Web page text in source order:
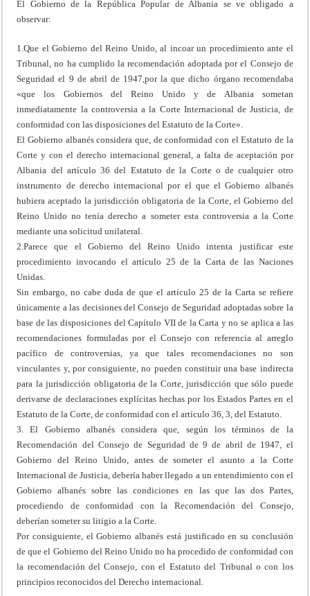
El Gobierno de la República Popular de Albania se ve obligado a
observar:
1.Que el Gobierno del Reino Unido, al incoar un procedimiento ante el
Tribunal, no ha cumplido la recomendación adoptada por el Consejo de
Seguridad el 9 de abril de 1947,por la que dicho órgano recomendaba
«que los Gobiernos del Reino Unido y de Albania sometan
inmediatamente la controversia a la Corte Internacional de Justicia, de
conformidad con las disposiciones del Estatuto de la Corte».
El Gobierno albanés considera que, de conformidad con el Estatuto de la
Corte y con el derecho internacional general, a falta de aceptación por
Albania del artículo 36 del Estatuto de la Corte o de cualquier otro
instrumento de derecho internacional por el que el Gobierno albanés
hubiera aceptado la jurisdicción obligatoria de la Corte, el Gobierno del
Reino Unido no tenía derecho a someter esta controversia a la Corte
mediante una solicitud unilateral.
2.Parece que el Gobierno del Reino Unido intenta justificar este
procedimiento invocando el artículo 25 de la Carta de las Naciones
Unidas.
Sin embargo, no cabe duda de que el artículo 25 de la Carta se refiere
únicamente a las decisiones del Consejo de Seguridad adoptadas sobre la
base de las disposiciones del Capítulo VII de la Carta y no se aplica a las
recomendaciones formuladas por el Consejo con referencia al arreglo
pacífico de controversias, ya que tales recomendaciones no son
vinculantes y, por consiguiente, no pueden constituir una base indirecta
para la jurisdicción obligatoria de la Corte, jurisdicción que sólo puede
derivarse de declaraciones explícitas hechas por los Estados Partes en el
Estatuto de la Corte, de conformidad con el artículo 36, 3, del Estatuto.
3. El Gobierno albanés considera que, según los términos de la
Recomendación del Consejo de Seguridad de 9 de abril de 1947, el
Gobierno del Reino Unido, antes de someter el asunto a la Corte
Internacional de Justicia, debería haber llegado a un entendimiento con el
Gobierno albanés sobre las condiciones en las que las dos Partes,
procediendo de conformidad con la Recomendación del Consejo,
deberían someter su litigio a la Corte.
Por consiguiente, el Gobierno albanés está justificado en su conclusión
de que el Gobierno del Reino Unido no ha procedido de conformidad con
la recomendación del Consejo, con el Estatuto del Tribunal o con los
principios reconocidos del Derecho internacional.